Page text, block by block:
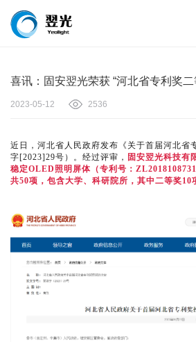
喜讯：固安翌光荣获 “河北省专利奖二
2023-05-12 2536
近日，河北省人民政府发布《关于首届河北省
字[2023]29号）。经过评审， 固安翌光科技有
稳定OLED照明屏体（专利号：
共50项，包含大学、科研院所，其中二等奖10